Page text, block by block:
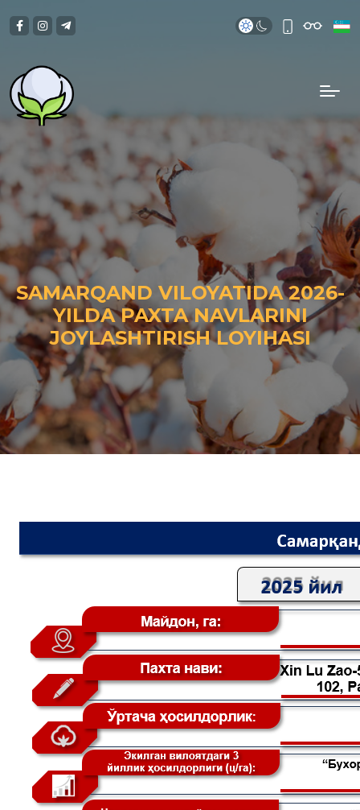
SAMARQAND VILOYATIDA 2026-
YILDA PAXTA NAVLARINI
JOYLASHTIRISH LOYIHASI